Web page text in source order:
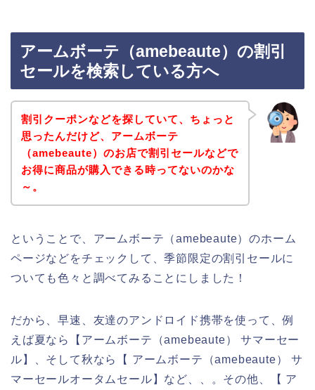
アームボーテ（amebeaute）の割引
セールを検索している方へ
割引クーポンなどを探していて、ちょっと
思ったんだけど、アームボーテ
（amebeaute）のお店で割引セールなどで
お得に商品が購入できる時ってないのかな
～。
ということで、アームボーテ（amebeaute）のホーム
ページなどをチェックして、季節限定の割引セールに
ついても色々と調べてみることにしました！
だから、早速、友達のアンドロイド携帯を使って、例
えば夏なら【アームボーテ（amebeaute） サマーセー
ル】、そして秋なら【 アームボーテ（amebeaute） サ
マーセールオータムセール】など、、。その他、【 ア